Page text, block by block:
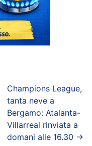
Champions League,
tanta neve a
Bergamo: Atalanta-
Villarreal rinviata a
domani alle 16.30 →